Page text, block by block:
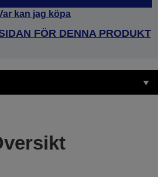
kan jag köpa
FÖR DENNA PRODUKT